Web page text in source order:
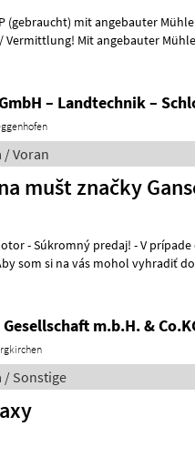
(gebraucht) mit angebauter
angebauter Mühle! Mit
– Landtechnik –
/ Voran
mušt značky
Gesellschaft m.b.H. &
/ Sonstige